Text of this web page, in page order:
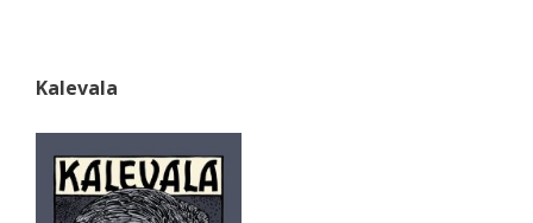
Kalevala